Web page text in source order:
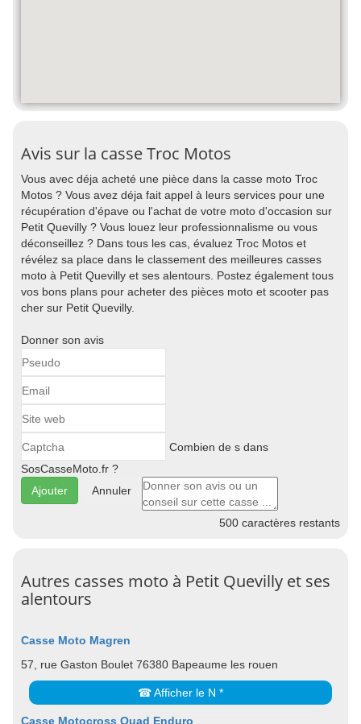
Avis sur la casse Troc Motos
Vous avec déja acheté une pièce dans la casse moto Troc
Motos ? Vous avez déja fait appel à leurs services pour une
récupération d'épave ou l'achat de votre moto d'occasion sur
Petit Quevilly ? Vous louez leur professionnalisme ou vous
déconseillez ? Dans tous les cas, évaluez Troc Motos et
révélez sa place dans le classement des meilleures casses
moto à Petit Quevilly et ses alentours. Postez également tous
vos bons plans pour acheter des pièces moto et scooter pas
cher sur Petit Quevilly.
Donner son avis
Combien de s dans
SosCasseMoto.fr ?
Annuler
500 caractères restants
Autres casses moto à Petit Quevilly et ses
alentours
Casse Moto Magren
57, rue Gaston Boulet 76380 Bapeaume les rouen
☎ Afficher le N *
Casse Motocross Quad Enduro